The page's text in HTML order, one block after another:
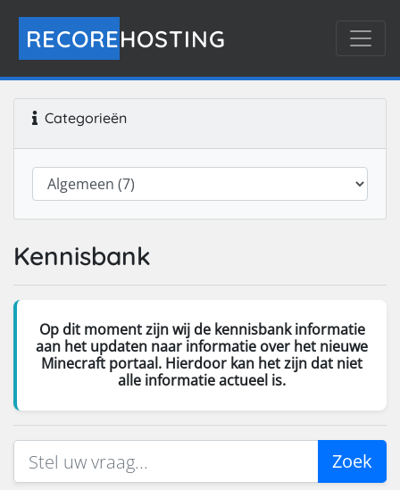
RECOREHOSTING
Categorieën
Kennisbank
Op dit moment zijn wij de kennisbank informatie
aan het updaten naar informatie over het nieuwe
Minecraft portaal. Hierdoor kan het zijn dat niet
alle informatie actueel is.
Zoek